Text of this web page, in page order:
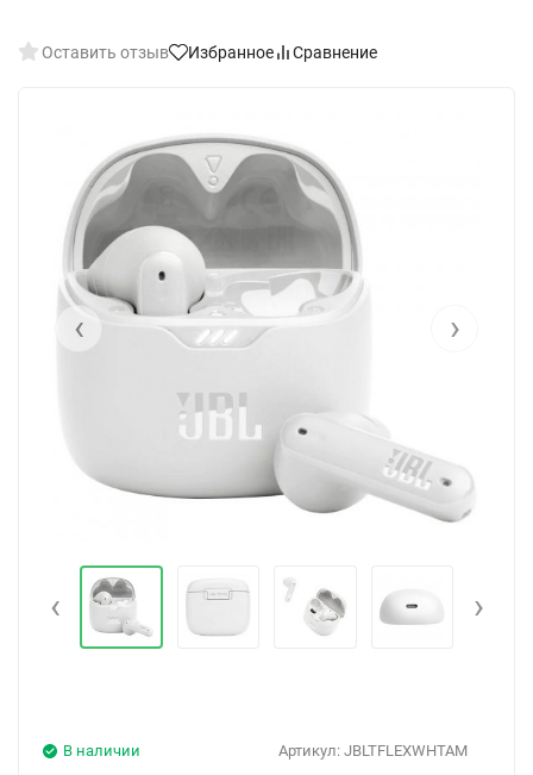
Оставить отзыв Избранное Сравнение
‹ ›
‹ ›
Артикул: JBLTFLEXWHTAM
В наличии